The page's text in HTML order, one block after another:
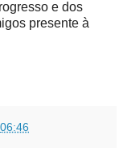
e dos
presente à
06:46